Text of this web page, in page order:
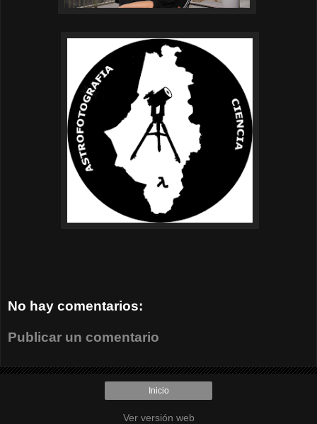
No hay comentarios:
Publicar un comentario
Inicio
Ver versión web